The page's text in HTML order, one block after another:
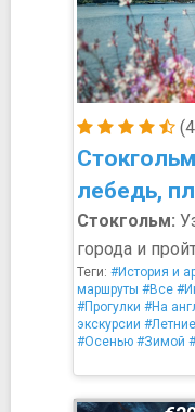
лебедь,
Стокгольм:
города и
Теги: #История и
маршруты #Все
#Прогулки #На
экскурсии #Летние
#Осенью #Зимой